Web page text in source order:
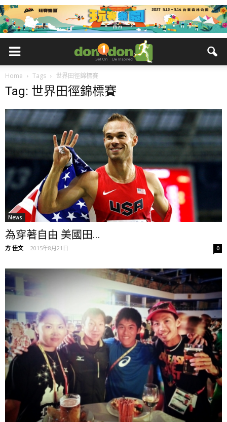
Home Tags 世界田徑錦標賽
Tag: 世界田徑錦標賽
News
為穿著自由 美國田...
方 佳文 - 2015年8月21日 0